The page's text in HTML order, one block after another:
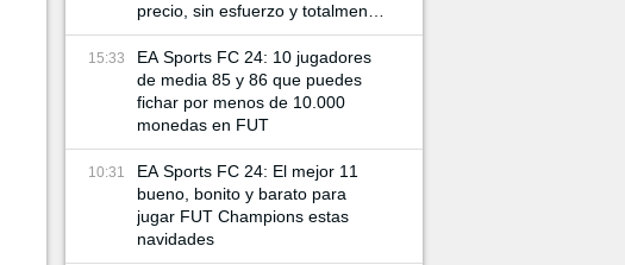
precio, sin esfuerzo y totalmente
gratis
15:33
EA Sports FC 24: 10 jugadores
de media 85 y 86 que puedes
fichar por menos de 10.000
monedas en FUT
10:31
EA Sports FC 24: El mejor 11
bueno, bonito y barato para
jugar FUT Champions estas
navidades